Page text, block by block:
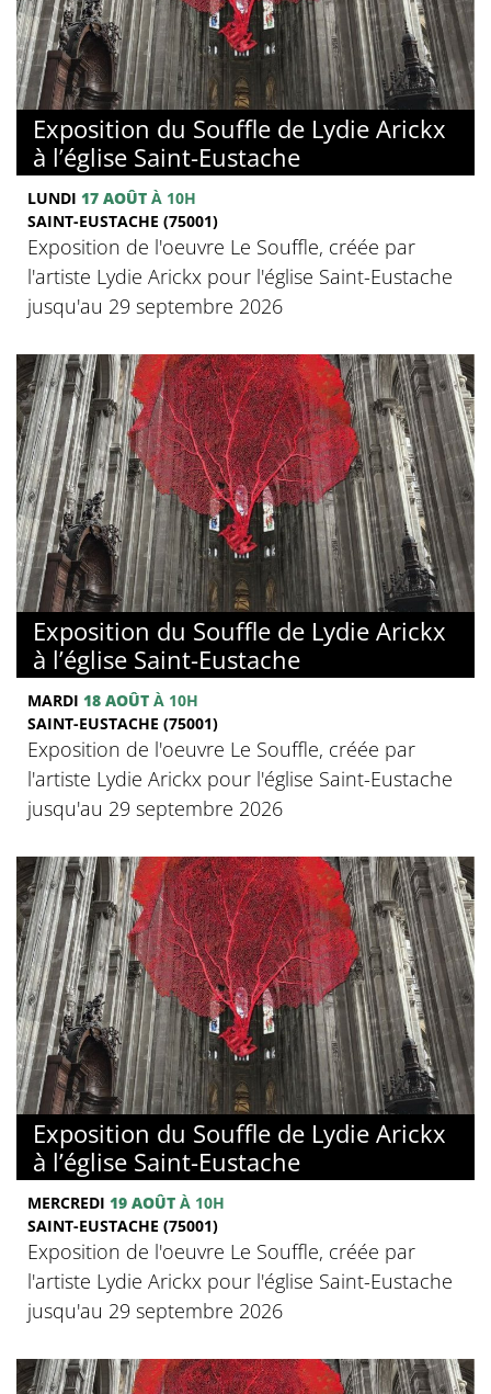
Exposition du Souffle de Lydie Arickx
à l’église Saint-Eustache
LUNDI 17 AOÛT À 10H
SAINT-EUSTACHE (75001)
Exposition de l'oeuvre Le Souffle, créée par
l'artiste Lydie Arickx pour l'église Saint-Eustache
jusqu'au 29 septembre 2026
Exposition du Souffle de Lydie Arickx
à l’église Saint-Eustache
MARDI 18 AOÛT À 10H
SAINT-EUSTACHE (75001)
Exposition de l'oeuvre Le Souffle, créée par
l'artiste Lydie Arickx pour l'église Saint-Eustache
jusqu'au 29 septembre 2026
Exposition du Souffle de Lydie Arickx
à l’église Saint-Eustache
MERCREDI 19 AOÛT À 10H
SAINT-EUSTACHE (75001)
Exposition de l'oeuvre Le Souffle, créée par
l'artiste Lydie Arickx pour l'église Saint-Eustache
jusqu'au 29 septembre 2026